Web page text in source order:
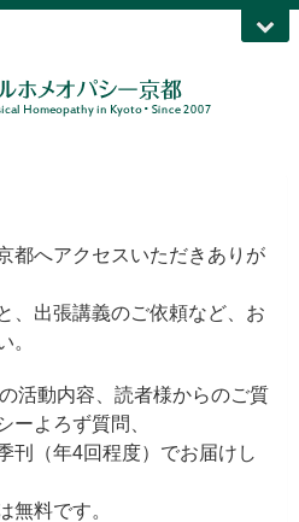
都へアクセスいただきありが
、出張講義のご依頼など、お
。
活動内容、読者様からのご質
ーよろず質問、
刊（年4回程度）でお届けし
無料です。